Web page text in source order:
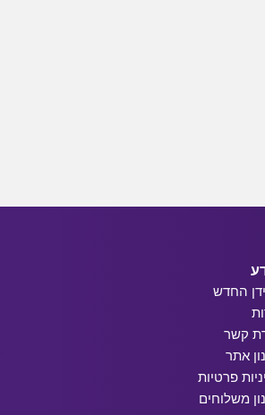
החדש
קשר
אתר
פרטיות
משלוחים